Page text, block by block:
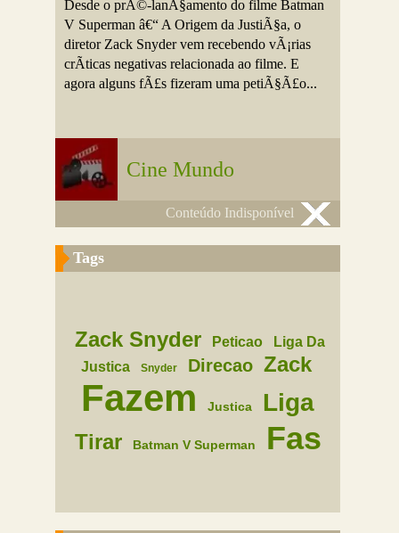
Desde o prÃ©-lanÃ§amento do filme Batman
V Superman â€“ A Origem da JustiÃ§a, o
diretor Zack Snyder vem recebendo vÃ¡rias
crÃ­ticas negativas relacionada ao filme. E
agora alguns fÃ£s fizeram uma petiÃ§Ã£o...
Cine Mundo
Conteúdo Indisponível
Tags
Zack Snyder Peticao
Liga Da
Justica
Snyder Direcao Zack
Fazem Justica Liga
Tirar Batman V Superman Fas